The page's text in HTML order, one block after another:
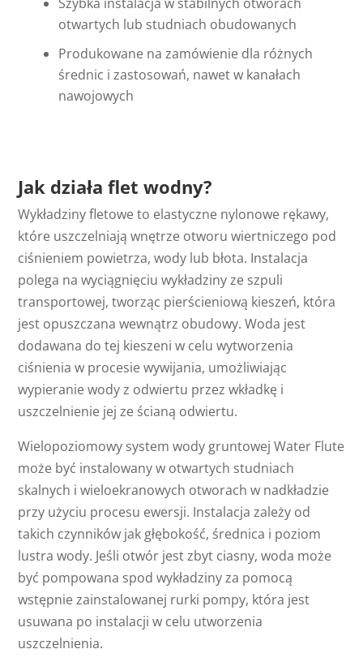
otwartych lub studniach obudowanych
Produkowane na zamówienie dla różnych
średnic i zastosowań, nawet w kanałach
nawojowych
Jak działa flet wodny?
Wykładziny fletowe to elastyczne nylonowe rękawy,
które uszczelniają wnętrze otworu wiertniczego pod
ciśnieniem powietrza, wody lub błota. Instalacja
polega na wyciągnięciu wykładziny ze szpuli
transportowej, tworząc pierścieniową kieszeń, która
jest opuszczana wewnątrz obudowy. Woda jest
dodawana do tej kieszeni w celu wytworzenia
ciśnienia w procesie wywijania, umożliwiając
wypieranie wody z odwiertu przez wkładkę i
uszczelnienie jej ze ścianą odwiertu.
Wielopoziomowy system wody gruntowej Water Flute
może być instalowany w otwartych studniach
skalnych i wieloekranowych otworach w nadkładzie
przy użyciu procesu ewersji. Instalacja zależy od
takich czynników jak głębokość, średnica i poziom
lustra wody. Jeśli otwór jest zbyt ciasny, woda może
być pompowana spod wykładziny za pomocą
wstępnie zainstalowanej rurki pompy, która jest
usuwana po instalacji w celu utworzenia
uszczelnienia.